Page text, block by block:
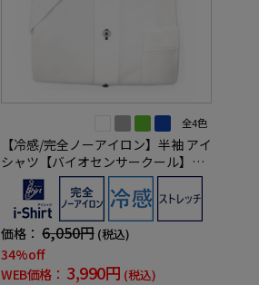
全4色
【冷感/完全ノーアイロン】半袖 アイ
シャツ【バイオセンサークール】ボ
タンダウン 吸湿冷感 高通気 ミニブ
ロック ワイシャツ i-shirt 春夏
価格： 6,050円 (税込)
34%off
WEB価格： 3,990円 (税込)